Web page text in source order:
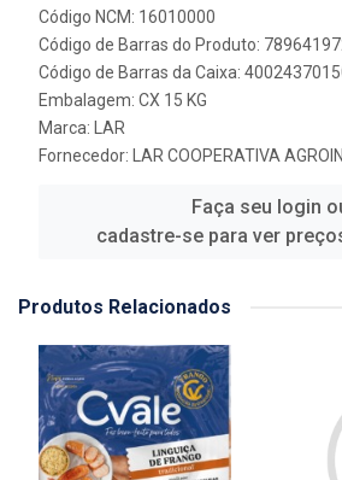
Código NCM: 16010000
Código de Barras do Produto:
Código de Barras da Caixa:
Embalagem: CX 15 KG
Marca:
LAR
Fornecedor:
LAR COOPERATIVA
Faça seu login
cadastre-se para ver
Produtos Relacionados